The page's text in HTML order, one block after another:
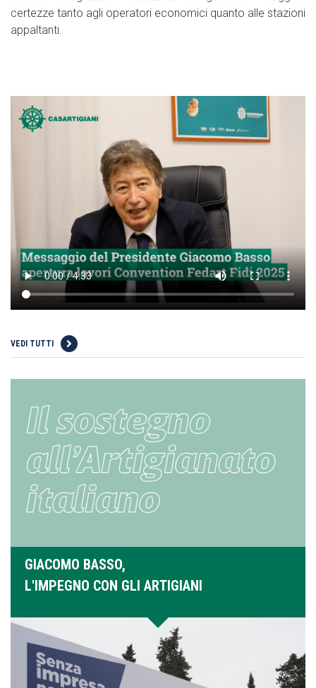
certezze tanto agli operatori economici quanto alle stazioni
appaltanti.
VEDI TUTTI
GIACOMO BASSO,
L'IMPEGNO CON GLI ARTIGIANI